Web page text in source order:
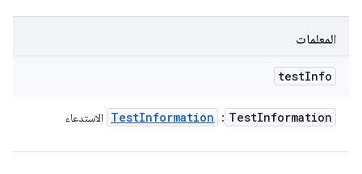
المعلمات
testInfo
TestInformation
:
TestInformation الاستدعاء